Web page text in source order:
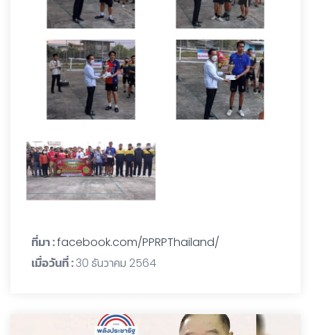
ที่มา :facebook.com/PPRPThailand/
เมื่อวันที่ :30 ธันวาคม 2564